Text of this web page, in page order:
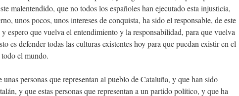
malentendido, que no todos los españoles han ejecutado esta injusticia,
unos pocos, unos intereses de conquista, ha sido el responsable, de este
espero que vuelva el entendimiento y la responsabilidad, para que vuelva
es defender todas las culturas existentes hoy para que puedan existir en el
el mundo.
personas que representan al pueblo de Cataluña, y que han sido
y que estas personas que representan a un partido político, y que ha